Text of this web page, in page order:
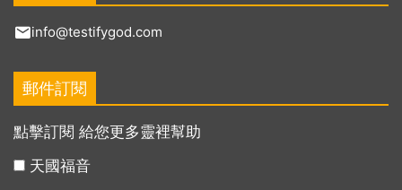
info@testifygod.com
郵件訂閱
點擊訂閱 給您更多靈裡幫助
天國福音